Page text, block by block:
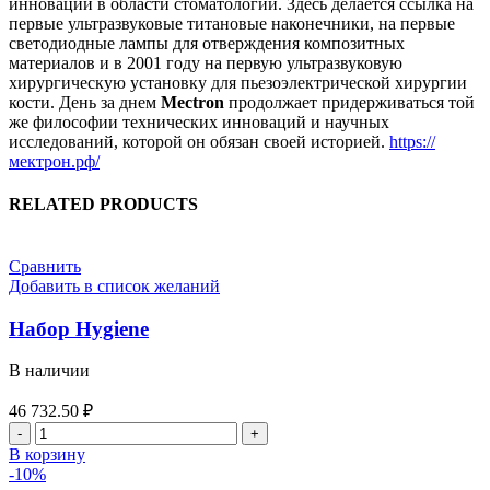
первые ультразвуковые титановые наконечники, на первые
светодиодные лампы для отверждения композитных
материалов и в 2001 году на первую ультразвуковую
хирургическую установку для пьезоэлектрической хирургии
кости. День за днем Mectron продолжает придерживаться той
же философии технических инноваций и научных
исследований, которой он обязан своей историей. https://
мектрон.рф/
RELATED PRODUCTS
Сравнить
Добавить в список желаний
Набор Hygiene
В наличии
46 732.50 ₽
Количество
товара
Набор
В корзину
-10%